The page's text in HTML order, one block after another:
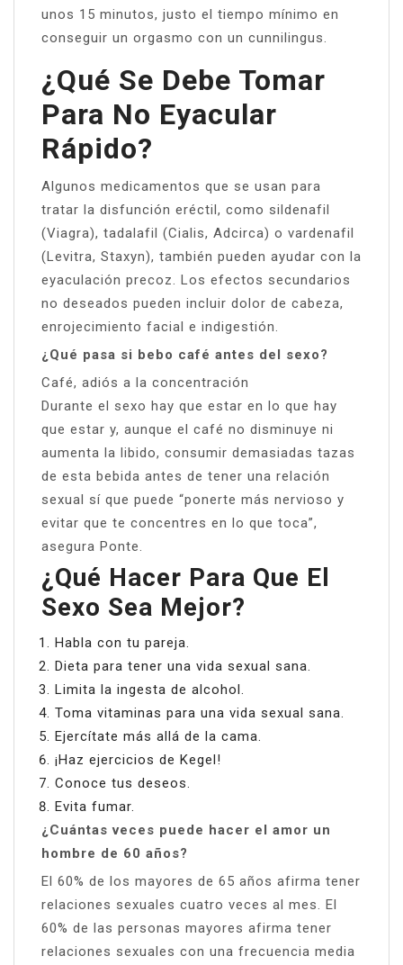
unos 15 minutos, justo el tiempo mínimo en
conseguir un orgasmo con un cunnilingus.
¿Qué Se Debe Tomar
Para No Eyacular
Rápido?
Algunos medicamentos que se usan para
tratar la disfunción eréctil, como sildenafil
(Viagra), tadalafil (Cialis, Adcirca) o vardenafil
(Levitra, Staxyn), también pueden ayudar con la
eyaculación precoz. Los efectos secundarios
no deseados pueden incluir dolor de cabeza,
enrojecimiento facial e indigestión.
¿Qué pasa si bebo café antes del sexo?
Café, adiós a la concentración
Durante el sexo hay que estar en lo que hay
que estar y, aunque el café no disminuye ni
aumenta la libido, consumir demasiadas tazas
de esta bebida antes de tener una relación
sexual sí que puede “ponerte más nervioso y
evitar que te concentres en lo que toca”,
asegura Ponte.
¿Qué Hacer Para Que El
Sexo Sea Mejor?
Habla con tu pareja.
Dieta para tener una vida sexual sana.
Limita la ingesta de alcohol.
Toma vitaminas para una vida sexual sana.
Ejercítate más allá de la cama.
¡Haz ejercicios de Kegel!
Conoce tus deseos.
Evita fumar.
¿Cuántas veces puede hacer el amor un
hombre de 60 años?
El 60% de los mayores de 65 años afirma tener
relaciones sexuales cuatro veces al mes. El
60% de las personas mayores afirma tener
relaciones sexuales con una frecuencia media